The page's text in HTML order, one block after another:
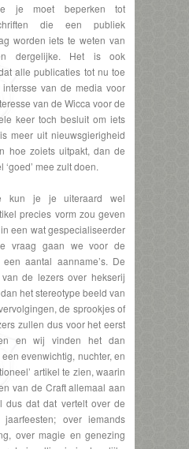
je moet beperken tot
die een publiek
worden iets te weten van
dergelijke. Het is ook
alle publicaties tot nu toe
van de media voor
van de Wicca voor de
keer toch besluit om iets
meer uit nieuwsgierigheid
hoe zoiets uitpakt, dan de
mee zult doen.
kun je je uiteraard wel
precies vorm zou geven
een wat gespecialiseerder
vraag gaan we voor de
aantal aanname’s. De
de lezers over hekserij
het stereotype beeld van
de sprookjes of
zullen dus voor het eerst
en wij vinden het dan
evenwichtig, nuchter, en
artikel te zien, waarin
van de Craft allemaal aan
dus dat dat vertelt over de
over iemands
over magie en genezing